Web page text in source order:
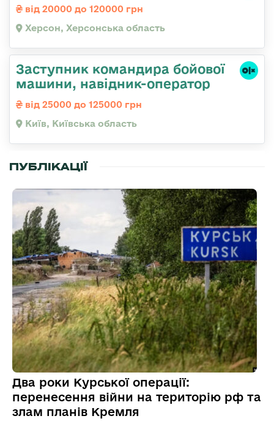
від 20000 до 120000 грн
Херсон, Херсонська область
Заступник командиpа бойової
машини, навідник-оператор
від 25000 до 125000 грн
Київ, Київська область
ПУБЛІКАЦІЇ
Два роки Курської операції:
перенесення війни на територію рф та
злам планів Кремля